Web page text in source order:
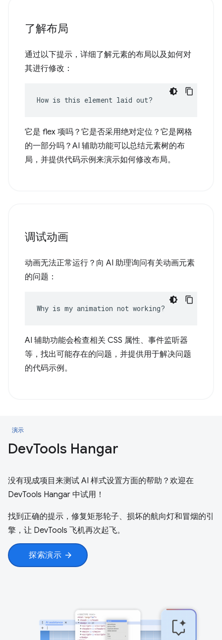
了解布局
通过以下提示，详细了解元素的布局以及如何对
其进行修改：
How is this element laid out?
它是 flex 项吗？它是否采用绝对定位？它是网格
的一部分吗？AI 辅助功能可以总结元素树的布
局，并提供代码示例来演示如何修改布局。
调试动画
动画无法正常运行？向 AI 助理询问有关动画元素
的问题：
Why is my animation not working?
AI 辅助功能会检查相关 CSS 属性、事件监听器
等，找出可能存在的问题，并提供用于解决问题
的代码示例。
演示
DevTools Hangar
没有现成项目来测试 AI 样式设置方面的帮助？欢迎在
DevTools Hangar 中试用！
找到正确的提示，修复矩形轮子、损坏的航向灯和冒烟的引
擎，让 DevTools 飞机再次起飞。
探索演示 arrow_forward